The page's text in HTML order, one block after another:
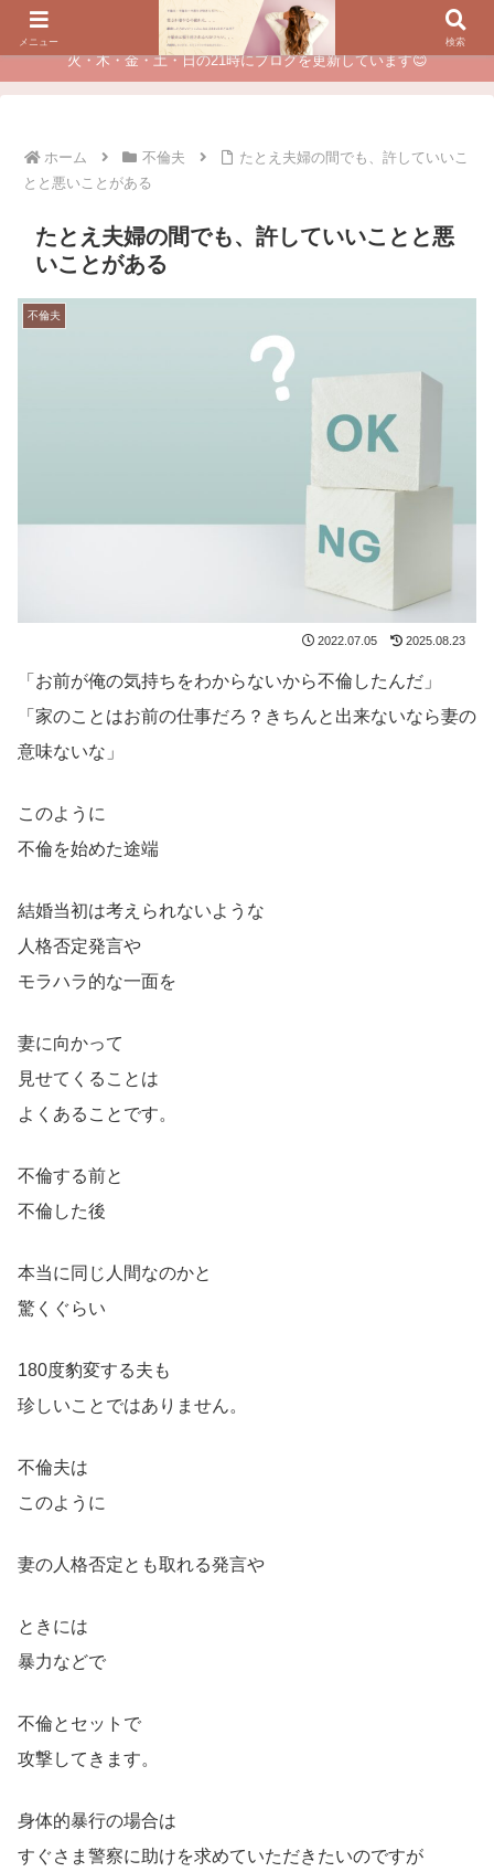
夫に不倫されたつらい経験が、あなたのチャンスに変わるカウンセリング
火・木・金・土・日の21時にブログを更新しています😊
ホーム 不倫夫
たとえ夫婦の間でも、許していいこ
とと悪いことがある
たとえ夫婦の間でも、許していいことと悪
いことがある
不倫夫
2022.07.05 2025.08.23
「お前が俺の気持ちをわからないから不倫したんだ」
「家のことはお前の仕事だろ？きちんと出来ないなら妻の
意味ないな」
このように
不倫を始めた途端
結婚当初は考えられないような
人格否定発言や
モラハラ的な一面を
妻に向かって
見せてくることは
よくあることです。
不倫する前と
不倫した後
本当に同じ人間なのかと
驚くぐらい
180度豹変する夫も
珍しいことではありません。
不倫夫は
このように
妻の人格否定とも取れる発言や
ときには
暴力などで
不倫とセットで
攻撃してきます。
身体的暴行の場合は
すぐさま警察に助けを求めていただきたいのですが
メニュー 検索